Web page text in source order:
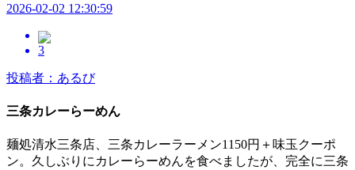
2026-02-02 12:30:59
3
投稿者：あるび
三条カレーらーめん
麺処清水三条店、三条カレーラーメン1150円＋味玉クーポ
ン。久しぶりにカレーらーめんを食べましたが、完全に三条